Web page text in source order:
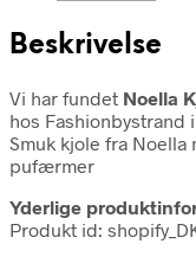
Beskrivelse
Vi har fundet Noella
hos Fashionbystrand
Smuk kjole fra
pufærmer
Yderlige
Produkt id: